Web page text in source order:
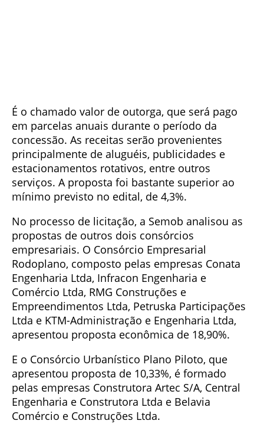
É o chamado valor de outorga, que será pago
em parcelas anuais durante o período da
concessão. As receitas serão provenientes
principalmente de aluguéis, publicidades e
estacionamentos rotativos, entre outros
serviços. A proposta foi bastante superior ao
mínimo previsto no edital, de 4,3%.
No processo de licitação, a Semob analisou as
propostas de outros dois consórcios
empresariais. O Consórcio Empresarial
Rodoplano, composto pelas empresas Conata
Engenharia Ltda, Infracon Engenharia e
Comércio Ltda, RMG Construções e
Empreendimentos Ltda, Petruska Participações
Ltda e KTM-Administração e Engenharia Ltda,
apresentou proposta econômica de 18,90%.
E o Consórcio Urbanístico Plano Piloto, que
apresentou proposta de 10,33%, é formado
pelas empresas Construtora Artec S/A, Central
Engenharia e Construtora Ltda e Belavia
Comércio e Construções Ltda.